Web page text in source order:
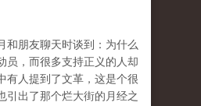
和朋友聊天时谈到：为什么
员，而很多支持正义的人却
有人提到了文革，这是个很
引出了那个烂大街的月经之